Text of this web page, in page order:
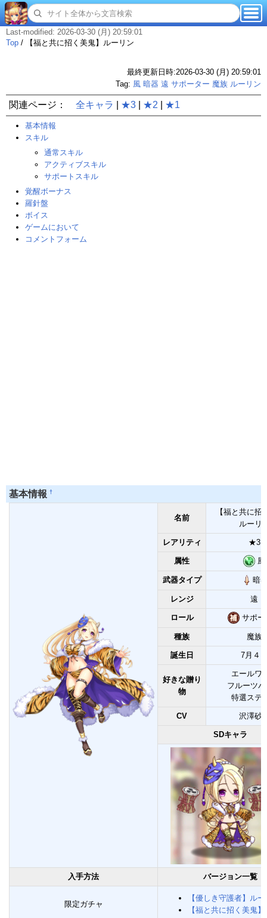
Last-modified: 2026-03-30 (月) 20:59:01
Top / 【福と共に招く美鬼】ルーリン
最終更新日時:2026-03-30 (月) 20:59:01
Tag: 風 暗器 遠 サポーター 魔族 ルーリン
関連ページ： 全キャラ ★3 ★2 ★1
基本情報
スキル
通常スキル
アクティブスキル
サポートスキル
覚醒ボーナス
羅針盤
ボイス
ゲームにおいて
コメントフォーム
基本情報 †
名前
【福と共に招
ルーリ
レアリティ ★3
属性 風
武器タイプ 暗
レンジ 遠
ロール サポー
種族 魔族
誕生日 7月４
好きな贈り
物
エールワ
フルーツ
特選ステ
CV 沢澤砂
SDキャラ
入手方法 バージョン一覧
限定ガチャ
【優しき守護者】ル
【福と共に招く美鬼